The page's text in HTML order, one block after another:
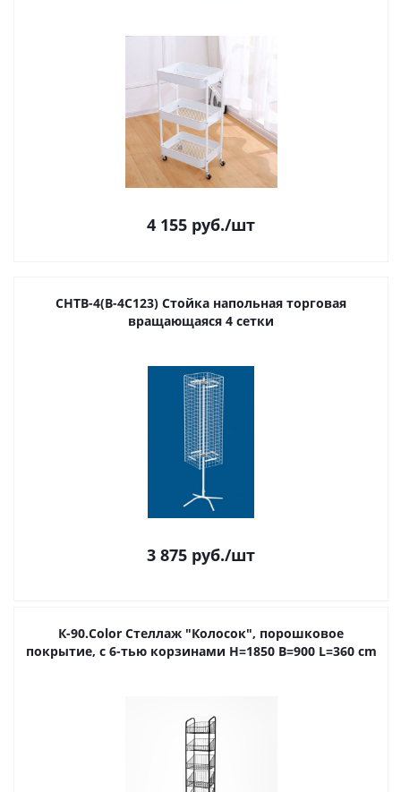
4 155 руб./шт
СНТВ-4(В-4C123) Стойка напольная торговая
вращающаяся 4 сетки
3 875 руб./шт
К-90.Color Стеллаж "Колосок", порошковое
покрытие, с 6-тью корзинами H=1850 B=900 L=360 cm